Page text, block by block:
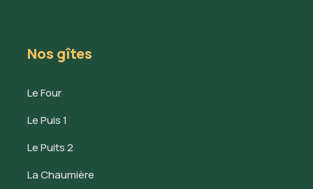
Nos gîtes
Le Four
Le Puis 1
Le Puits 2
La Chaumière